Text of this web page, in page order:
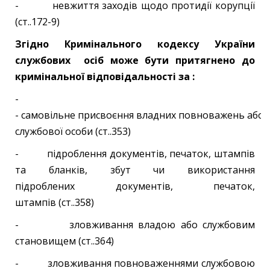
- невжиття заходів щодо протидії корупції
(ст..172-9)
Згідно Кримінального кодексу України
службових осіб може бути притягнено до
кримінальної відповідальності за :
-
- самовільне присвоєння владних повноважень або
службової особи (ст..353)
- підроблення документів, печаток, штампів
та бланків, збут чи використання
підроблених документів, печаток,
штампів (ст..358)
- зловживання владою або службовим
становищем (ст..364)
- зловживання повноваженнями службовою